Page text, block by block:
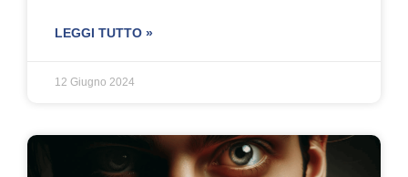
LEGGI TUTTO »
12 Giugno 2024